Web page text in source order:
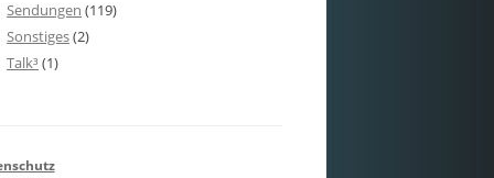
Sendungen (119)
Sonstiges(2)
Talk³ (1)